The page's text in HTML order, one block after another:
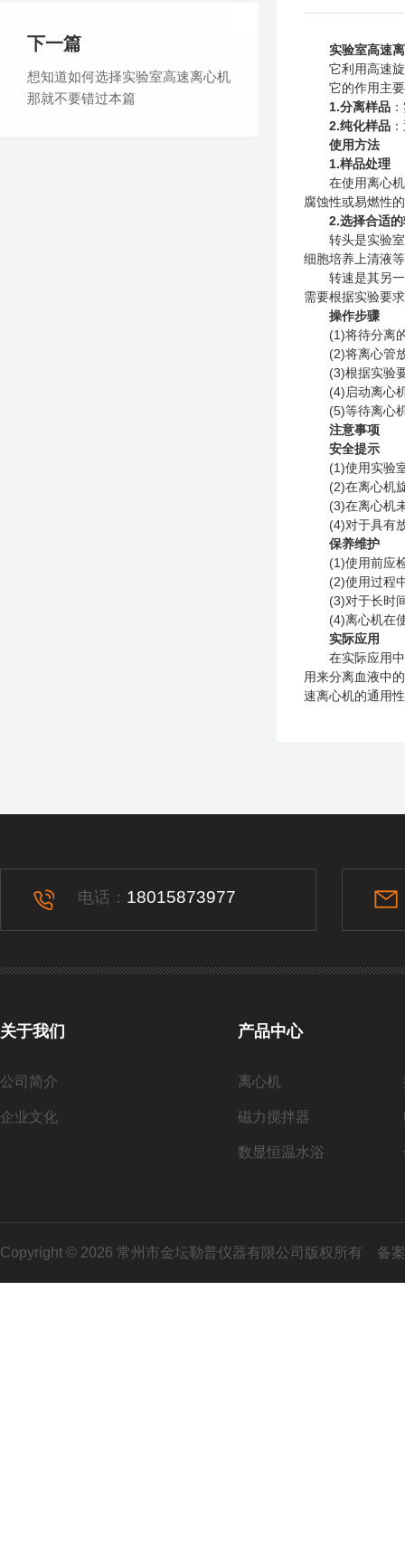
实验室高速
它利用高速旋
它的作用主要
1.分离样品
2.纯化样品
使用方法
1.样品处理
在使用离心机
腐蚀性或易燃性
2.选择合适
转头是实验室
细胞培养上清液
转速是其另一
需要根据实验要
操作步骤
(1)将待分离的
(2)将离心管放
(3)根据实验要
(4)启动离心机
(5)等待离心机
注意事项
安全提示
(1)使用实验室
(2)在离心机旋
(3)在离心机未
(4)对于具有放
保养维护
(1)使用前应检
(2)使用过程中
(3)对于长时间
(4)离心机在使
实际应用
在实际应用中
用来分离血液中
速离心机的通用
下一篇
想知道如何选择实验室高速离心机
那就不要错过本篇
电话： 18015873977
关于我们
公司简介
企业文化
产品中心
离心机
磁力搅拌器
数显恒温水浴
Copyright © 2026 常州市金坛勒普仪器有限公司版权所有 备